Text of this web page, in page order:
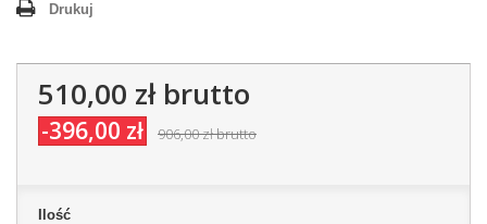
Drukuj
510,00 złbrutto
-396,00 zł 906,00 złbrutto
Ilość